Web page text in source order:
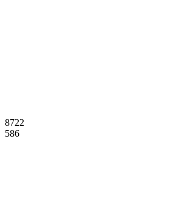
8722
586